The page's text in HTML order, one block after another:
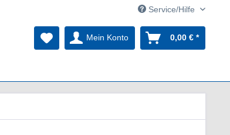
Service/Hilfe
Mein Konto 0,00 € *